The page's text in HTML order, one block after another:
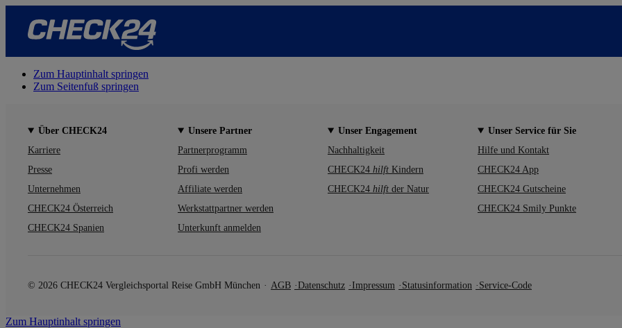
Zum Hauptinhalt springen
Zum Seitenfuß springen
Über CHECK24
Karriere
Presse
Unternehmen
CHECK24 Österreich
CHECK24 Spanien
Unsere Partner
Partnerprogramm
Profi werden
Affiliate werden
Werkstattpartner werden
Unterkunft anmelden
Unser Engagement
Nachhaltigkeit
CHECK24 hilft Kindern
CHECK24 hilft der Natur
Unser Service für Sie
Hilfe und Kontakt
CHECK24 App
CHECK24 Gutscheine
CHECK24 Smily Punkte
© 2026 CHECK24 Vergleichsportal Reise GmbH München AGB Datenschutz Impressum Statusinformation Service-Code
Zum Hauptinhalt springen